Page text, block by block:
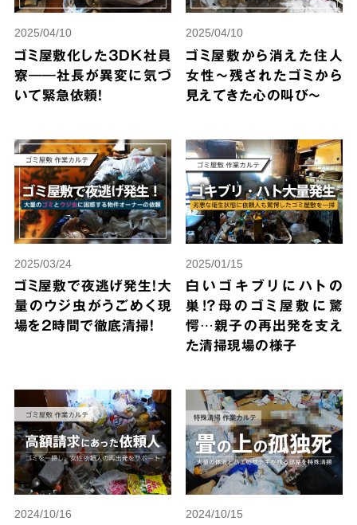
ゴミ屋敷化した3DK社員
寮――社長が異変に気づ
いて緊急依頼！
2025/04/10
ゴミ屋敷から消えた住人
女性～残されたゴミから
見えてきた心の叫び～
2025/04/10
ゴミ屋敷で夜逃げ発生！大
量のウジ虫がうごめく現
場を2時間で徹底清掃！
2025/03/24
白いゴキブリにハトの
巣!?母のゴミ屋敷に驚
愕…親子の再出発を支え
た清掃現場の様子
2025/01/15
2024/10/16 2024/10/15